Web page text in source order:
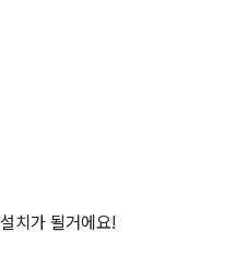
치가 될거에요!